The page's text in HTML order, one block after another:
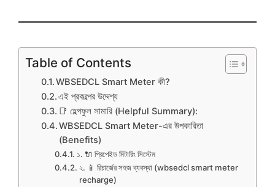
Table of Contents
WBSEDCL Smart Meter কী?
এই প্রকল্পের উদ্দেশ্য
📑 হেল্পফুল সামারি (Helpful Summary):
WBSEDCL Smart Meter-এর উপকারিতা
(Benefits)
১. 🔌 প্রিপেইড মিটারিং সিস্টেম
২. 📱 রিচার্জের সহজ ব্যবস্থা (wbsedcl smart meter
recharge)